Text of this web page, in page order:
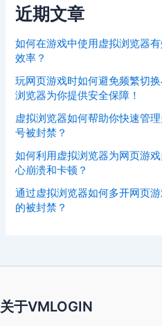
近期文章
如何在游戏中使用虚拟浏览器
效率？
玩网页游戏时如何避免频繁切
浏览器为你提供安全保障！
虚拟浏览器如何帮助你快速管
号被封禁？
如何利用虚拟浏览器为网页游
心崩溃和卡顿？
通过虚拟浏览器如何多开网页
的被封禁？
关于VMLOGIN